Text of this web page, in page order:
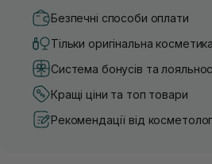
Безпечні способи оплати
Тільки оригінальна косметика
Система бонусів та
Кращі ціни та топ товари
Рекомендації від